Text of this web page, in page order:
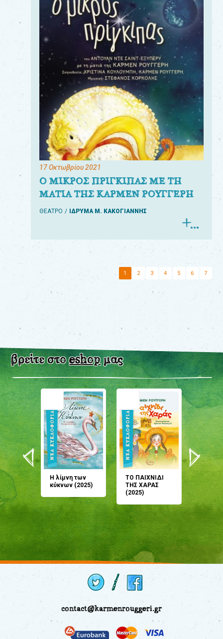
17 Οκτωβρίου 2021
Ο ΜΙΚΡΟΣ ΠΡΙΓΚΙΠΑΣ ΜΕ ΤΗ
ΜΑΤΙΑ ΤΗΣ ΚΑΡΜΕΝ ΡΟΥΓΓΕΡΗ
ΘΕΑΤΡΟ ΙΔΡΥΜΑ Μ. ΚΑΚΟΓΙΑΝΝΗΣ
1 2 3 4 5 6 7
βρείτε στοeshopμας
Η λίμνη των
κύκνων (2025)
ΤΟ ΠΑΙΧΝΙΔΙ
ΤΗΣ ΧΑΡΑΣ
(2025)
μου;
(2024)
contact@karmenrouggeri.gr